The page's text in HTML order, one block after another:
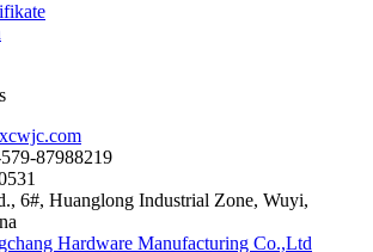
87988219
6#, Huanglong Industrial Zone, Wuyi,